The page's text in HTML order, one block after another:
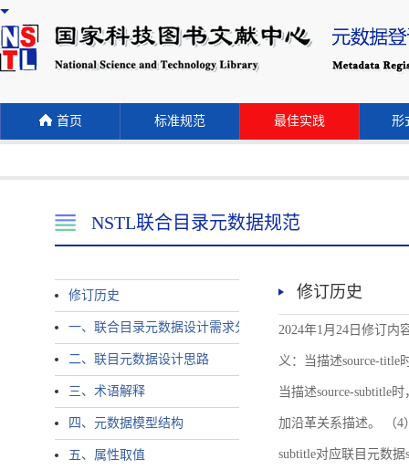
首页 标准规范 最佳实践 形
NSTL联合目录元数据规范
修订历史
一、联合目录元数据设计需求分析
二、联目元数据设计思路
三、术语解释
四、元数据模型结构
五、属性取值
修订历史
2024年1月24日修订内
义：当描述source-title
当描述source-subtitle
加沿革关系描述。 （4
subtitle对应联目元数据